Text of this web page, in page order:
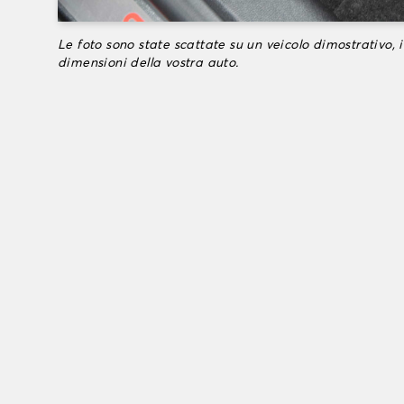
Le foto sono state scattate su un veicolo dimostrativo,
dimensioni della vostra auto.